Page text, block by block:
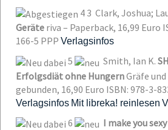
4 3 Clark, Joshua;
Geräte riva – Paperback, 16,99 Euro
166-5 PPP Verlagsinfos
5 Smith, Ian K.
Erfolgsdiät ohne HungernGräfe
gebunden, 16,90 Euro ISBN: 978-3-
Verlagsinfos Mit libreka! reinlesen
6 I make you